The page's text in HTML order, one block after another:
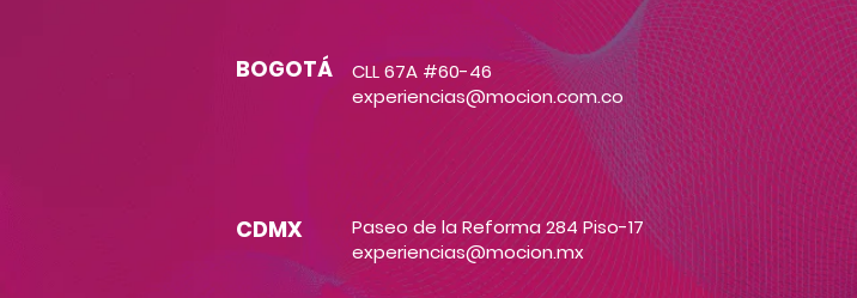
CLL 67A #60-46
experiencias@mocion.com.co
BOGOTÁ
Paseo de la Reforma 284 Piso-17
experiencias@mocion.mx
CDMX